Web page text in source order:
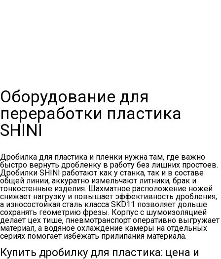
Оборудование для
переработки пластика
SHINI
Дробилка для пластика и пленки нужна там, где важно
быстро вернуть дробленку в работу без лишних простоев.
Дробилки SHINI работают как у станка, так и в составе
общей линии, аккуратно измельчают литники, брак и
тонкостенные изделия. Шахматное расположение ножей
снижает нагрузку и повышает эффективность дробления,
а износостойкая сталь класса SKD11 позволяет дольше
сохранять геометрию фрезы. Корпус с шумоизоляцией
делает цех тише, пневмотранспорт оперативно выгружает
материал, а водяное охлаждение камеры на отдельных
сериях помогает избежать прилипания материала.
Купить дробилку для пластика: цена и